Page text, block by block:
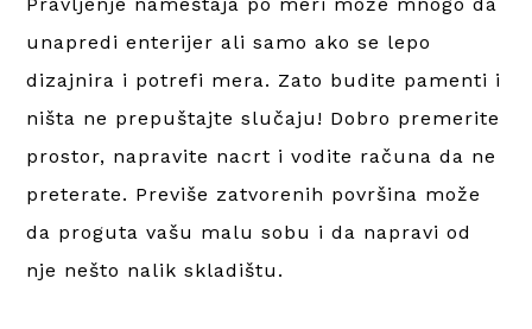
unapredi enterijer ali samo ako se lepo
dizajnira i potrefi mera. Zato budite pamenti i
ništa ne prepuštajte slučaju! Dobro premerite
prostor, napravite nacrt i vodite računa da ne
preterate. Previše zatvorenih površina može
da proguta vašu malu sobu i da napravi od
nje nešto nalik skladištu.